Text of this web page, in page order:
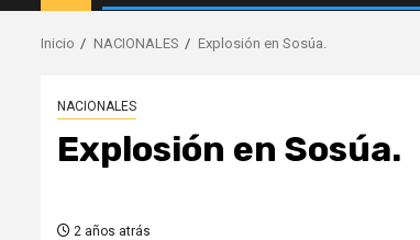
Inicio NACIONALES Explosión en Sosúa.
NACIONALES
Explosión en Sosúa.
2 años atrás